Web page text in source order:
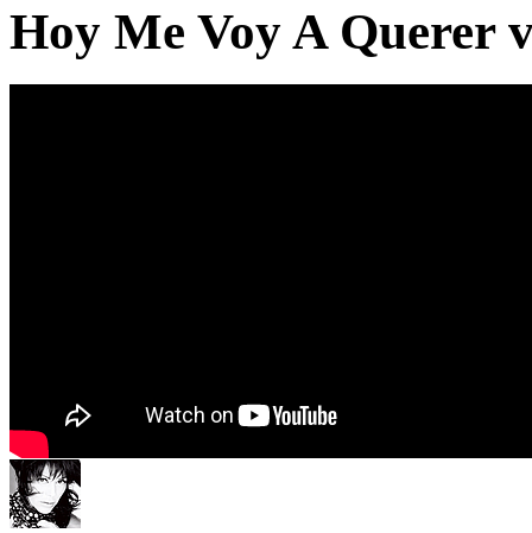
Hoy Me Voy A Querer